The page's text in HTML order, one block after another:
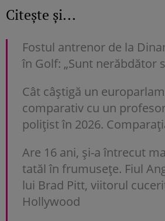
Citește și...
Fostul antrenor de la
în Golf: „Sunt nerăbdător
Cât câștigă un
comparativ cu un
polițist în 2026.
Are 16 ani, și-a întrecut
tatăl în frumusețe. Fiul
lui Brad Pitt, viitorul
Hollywood